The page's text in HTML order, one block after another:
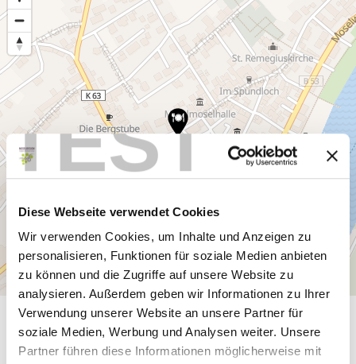
TEST
Diese Webseite verwendet Cookies
Wir verwenden Cookies, um Inhalte und Anzeigen zu
personalisieren, Funktionen für soziale Medien anbieten
zu können und die Zugriffe auf unsere Website zu
analysieren. Außerdem geben wir Informationen zu Ihrer
Verwendung unserer Website an unsere Partner für
soziale Medien, Werbung und Analysen weiter. Unsere
Partner führen diese Informationen möglicherweise mit
General information